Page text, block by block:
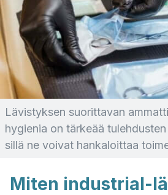
Lävistyksen suorittavan
hygienia on tärkeää
sillä ne voivat hankaloittaa
Miten industrial-